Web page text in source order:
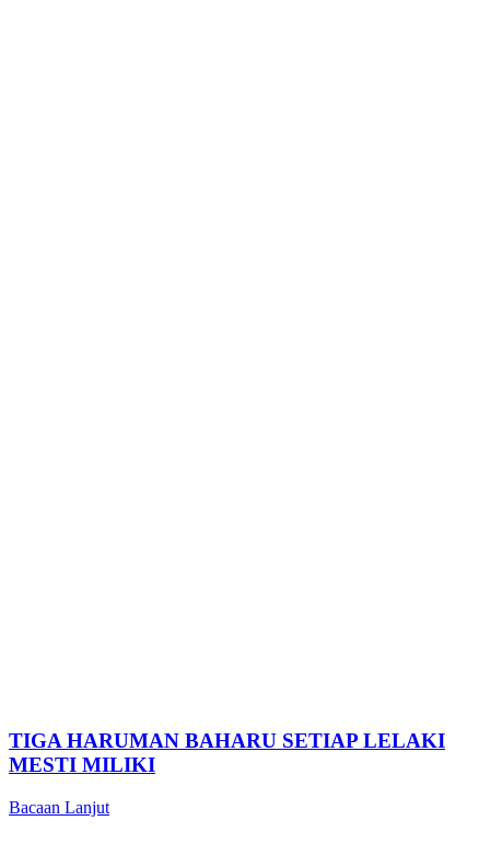
TIGA HARUMAN BAHARU SETIAP LELAKI
MESTI MILIKI
Bacaan Lanjut